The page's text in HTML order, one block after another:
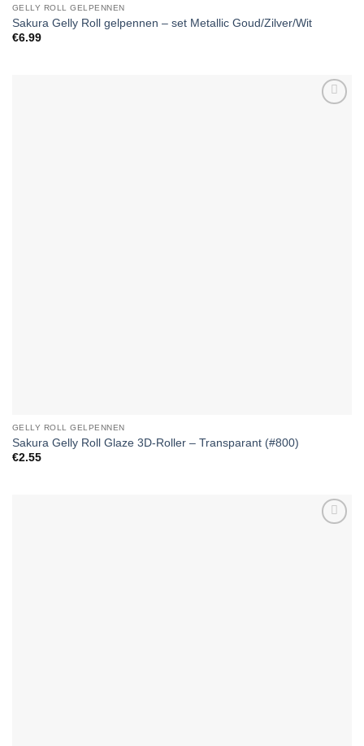
GELLY ROLL GELPENNEN
Sakura Gelly Roll gelpennen – set Metallic Goud/Zilver/Wit
€6.99
GELLY ROLL GELPENNEN
Sakura Gelly Roll Glaze 3D-Roller – Transparant (#800)
€2.55